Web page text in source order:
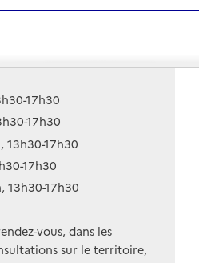
17h30
17h30
13h30-17h30
17h30
13h30-17h30
vous, dans les
sur le territoire,